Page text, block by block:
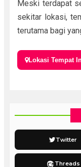
Meski terdapat
sekitar lokasi,
terutama bagi
Lokasi Tempat
Twitter
Threads